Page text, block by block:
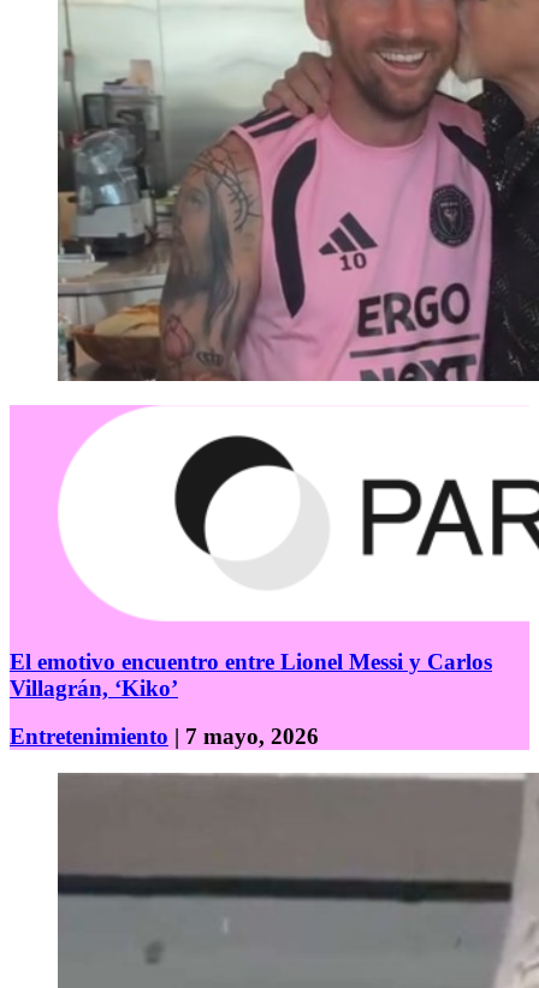
El emotivo encuentro entre Lionel Messi y Carlos
Villagrán, ‘Kiko’
Entretenimiento | 7 mayo, 2026